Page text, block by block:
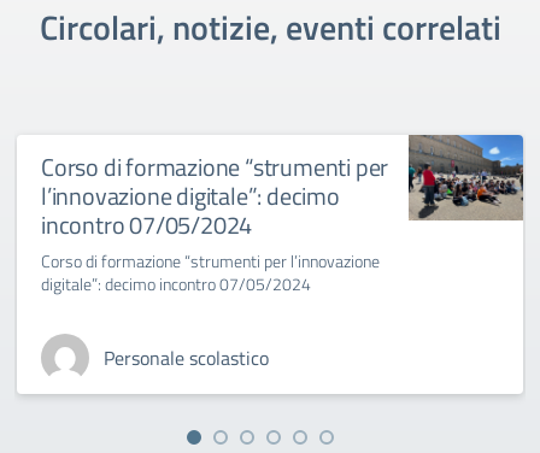
Circolari, notizie, eventi correlati
Corso di formazione “strumenti per
l’innovazione digitale”: decimo
incontro 07/05/2024
Corso di formazione “strumenti per l’innovazione
digitale”: decimo incontro 07/05/2024
Personale scolastico